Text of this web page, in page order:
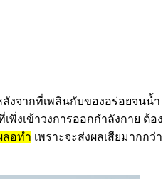
ลังจากที่เพลินกับของอร่อยจนน้ำ
พิ่งเข้าวงการออกกำลังกาย ต้อง
ลอทำ เพราะจะส่งผลเสียมากกว่า